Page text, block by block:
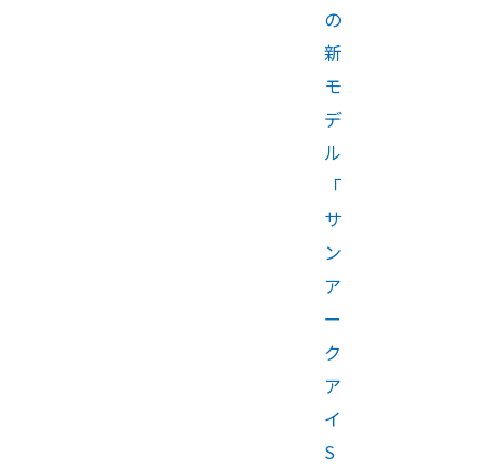
の
新
モ
デ
ル
「
サ
ン
ア
ー
ク
ア
イ
S